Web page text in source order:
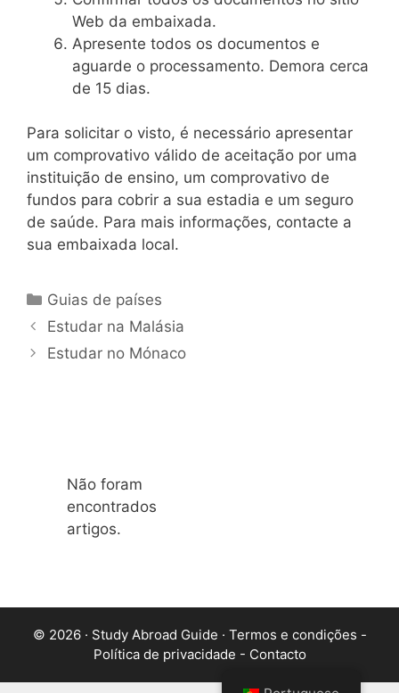
Web da embaixada.
Apresente todos os documentos e
aguarde o processamento. Demora cerca
de 15 dias.
Para solicitar o visto, é necessário apresentar
um comprovativo válido de aceitação por uma
instituição de ensino, um comprovativo de
fundos para cobrir a sua estadia e um seguro
de saúde. Para mais informações, contacte a
sua embaixada local.
Categorias
Guias de países
Estudar na Malásia
Estudar no Mónaco
Não foram
encontrados
artigos.
© 2026 · Study Abroad Guide · Termos e condições -
Política de privacidade - Contacto